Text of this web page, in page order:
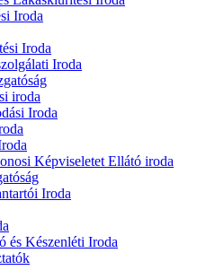
Iroda
Iroda
Iroda
iroda
Iroda
Képviseletet Ellátó iroda
Iroda
és Készenléti Iroda